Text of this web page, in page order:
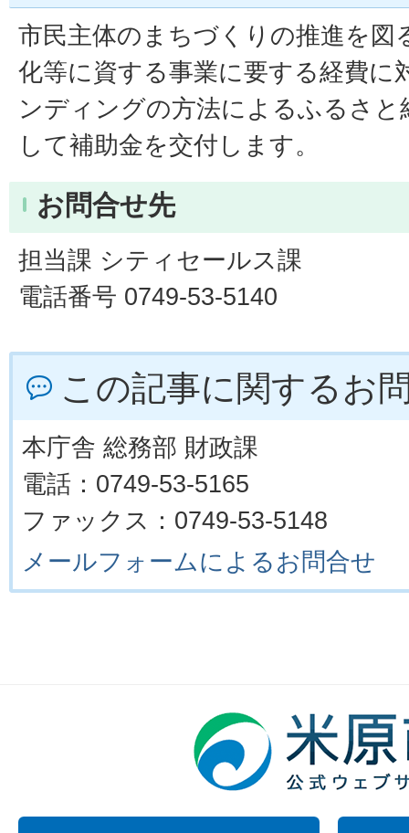
市民主体のまちづくりの推進を図
化等に資する事業に要する経費に
ンディングの方法によるふるさと
して補助金を交付します。
お問合せ先
担当課 シティセールス課
電話番号 0749-53-5140
この記事に関するお
本庁舎 総務部 財政課
電話：0749-53-5165
ファックス：0749-53-5148
メールフォームによるお問合せ